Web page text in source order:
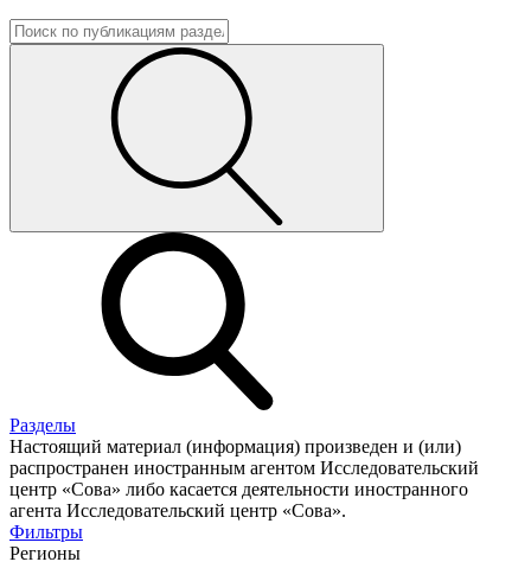
Разделы
Настоящий материал (информация) произведен и (или)
распространен иностранным агентом Исследовательский
центр «Сова» либо касается деятельности иностранного
агента Исследовательский центр «Сова».
Фильтры
Регионы